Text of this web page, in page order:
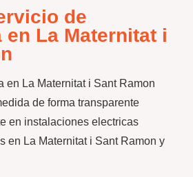
de
La Maternitat i
en La Maternitat i Sant Ramon
de forma transparente
en instalaciones electricas
en La Maternitat i Sant Ramon y